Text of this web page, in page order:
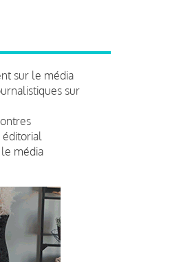
sur le média
sur
média